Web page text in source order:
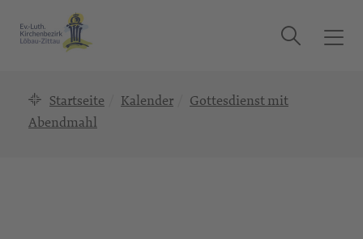
T
Suche
Startseite Kalender
Gottesdienst mit
Abendmahl